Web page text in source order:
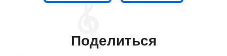
Поделиться